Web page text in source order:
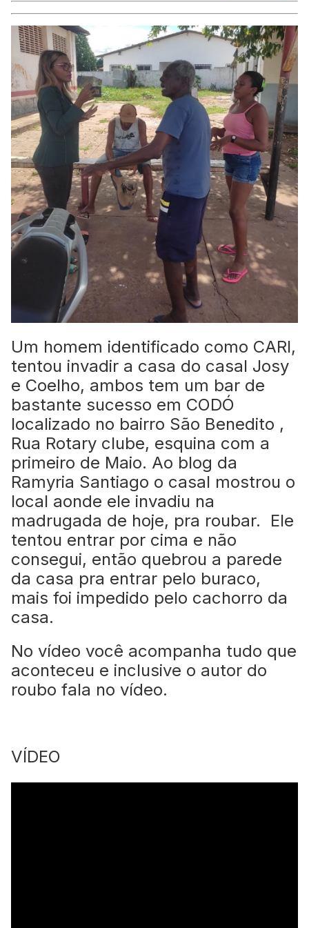
Um homem identificado como CARI,
tentou invadir a casa do casal Josy
e Coelho, ambos tem um bar de
bastante sucesso em CODÓ
localizado no bairro São Benedito ,
Rua Rotary clube, esquina com a
primeiro de Maio. Ao blog da
Ramyria Santiago o casal mostrou o
local aonde ele invadiu na
madrugada de hoje, pra roubar. Ele
tentou entrar por cima e não
consegui, então quebrou a parede
da casa pra entrar pelo buraco,
mais foi impedido pelo cachorro da
casa.
No vídeo você acompanha tudo que
aconteceu e inclusive o autor do
roubo fala no vídeo.
VÍDEO